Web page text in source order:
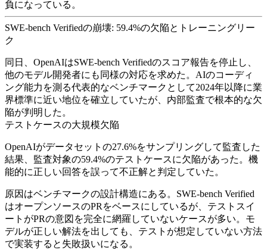
負になっている。
SWE-bench Verifiedの崩壊: 59.4%の欠陥とトレーニングリー
ク
同日、OpenAIはSWE-bench Verifiedのスコア報告を停止し、
他のモデル開発者にも同様の対応を求めた。AIのコーディ
ング能力を測る代表的なベンチマークとして2024年以降に業
界標準に近い地位を確立していたが、内部監査で根本的な欠
陥が判明した。
テストケースの大規模欠陥
OpenAIがデータセットの27.6%をサンプリングして監査した
結果、監査対象の59.4%のテストケースに欠陥があった。機
能的に正しい回答を誤って不正解と判定していた。
原因はベンチマークの設計構造にある。SWE-bench Verified
はオープンソースのPRをベースにしているが、テストスイ
ートがPRの意図を完全に網羅していないケースが多い。モ
デルが正しい解法を出しても、テストが想定していない方法
で実装すると失敗扱いになる。